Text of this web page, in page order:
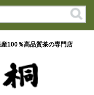
100％高品質茶の専門店